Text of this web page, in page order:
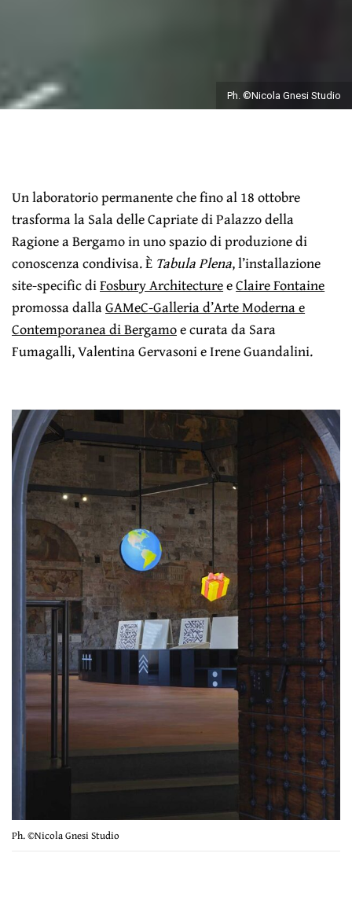
Ph. ©Nicola Gnesi Studio
Un laboratorio permanente che fino al 18 ottobre
trasforma la Sala delle Capriate di Palazzo della
Ragione a Bergamo in uno spazio di produzione di
conoscenza condivisa. È Tabula Plena, l’installazione
site-specific diFosbury ArchitectureeClaire Fontaine
promossa dallaGAMeC-Galleria d’Arte Moderna e
Contemporanea di Bergamoe curata da Sara
Fumagalli, Valentina Gervasoni e Irene Guandalini.
Ph. ©Nicola Gnesi Studio